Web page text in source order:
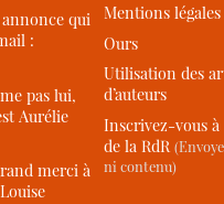
qui
:
pas lui,
Aurélie
merci à
Mentions légales
Ours
Utilisation des
d’auteurs
Inscrivez-vous
de la RdR
ni contenu)